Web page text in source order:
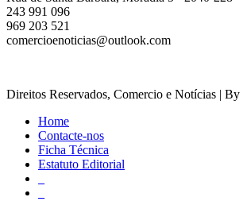
243 991 096
969 203 521
comercioenoticias@outlook.com
Direitos Reservados, Comercio e Notícias |
Home
Contacte-nos
Ficha Técnica
Estatuto Editorial